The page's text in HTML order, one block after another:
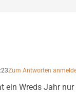
Zum Antworten
ein Wreds Jahr